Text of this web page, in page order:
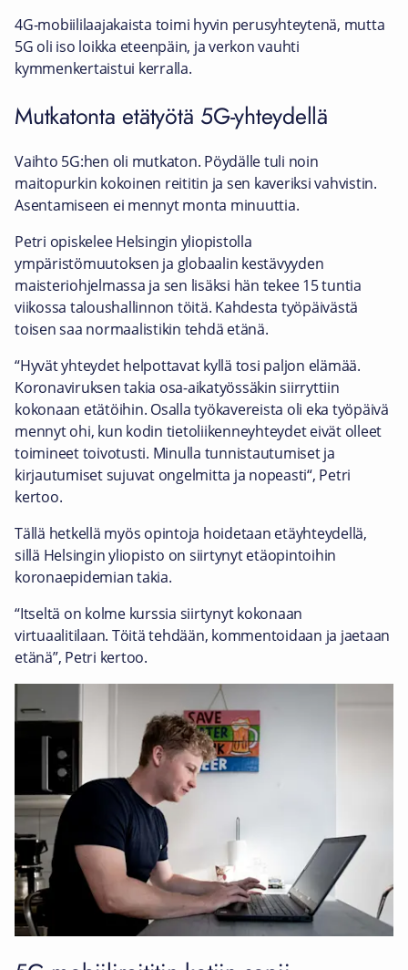
4G-mobiililaajakaista toimi hyvin perusyhteytenä, mutta
5G oli iso loikka eteenpäin, ja verkon vauhti
kymmenkertaistui kerralla.
Mutkatonta etätyötä 5G-yhteydellä
Vaihto 5G:hen oli mutkaton. Pöydälle tuli noin
maitopurkin kokoinen reititin ja sen kaveriksi vahvistin.
Asentamiseen ei mennyt monta minuuttia.
Petri opiskelee Helsingin yliopistolla
ympäristömuutoksen ja globaalin kestävyyden
maisteriohjelmassa ja sen lisäksi hän tekee 15 tuntia
viikossa taloushallinnon töitä. Kahdesta työpäivästä
toisen saa normaalistikin tehdä etänä.
“Hyvät yhteydet helpottavat kyllä tosi paljon elämää.
Koronaviruksen takia osa-aikatyössäkin siirryttiin
kokonaan etätöihin. Osalla työkavereista oli eka työpäivä
mennyt ohi, kun kodin tietoliikenneyhteydet eivät olleet
toimineet toivotusti. Minulla tunnistautumiset ja
kirjautumiset sujuvat ongelmitta ja nopeasti“, Petri
kertoo.
Tällä hetkellä myös opintoja hoidetaan etäyhteydellä,
sillä Helsingin yliopisto on siirtynyt etäopintoihin
koronaepidemian takia.
“Itseltä on kolme kurssia siirtynyt kokonaan
virtuaalitilaan. Töitä tehdään, kommentoidaan ja jaetaan
etänä”, Petri kertoo.